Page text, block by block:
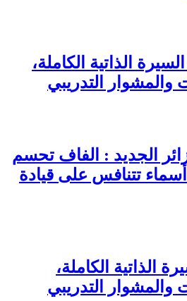
الذاتية الكاملة،
والمشوار التدريبي
الجديد : الفاف تحسم
القائمة النهائية و3 أسماء تتنافس على قيادة
الذاتية الكاملة،
والمشوار التدريبي